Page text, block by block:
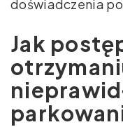
doświadczenia
Jak